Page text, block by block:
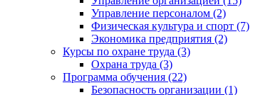
Управление персоналом (2)
Физическая культура и спорт (7)
Экономика предприятия (2)
Курсы по охране труда (3)
Охрана труда (3)
Программа обучения (22)
Безопасность организации (1)